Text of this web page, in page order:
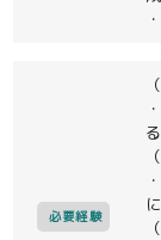
必要経験